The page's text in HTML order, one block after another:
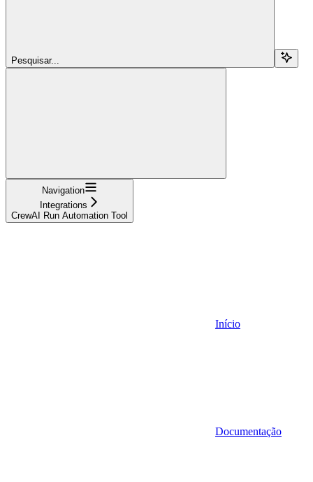
Pesquisar...
Navigation
Integrations
CrewAI Run Automation Tool
Início
Documentação